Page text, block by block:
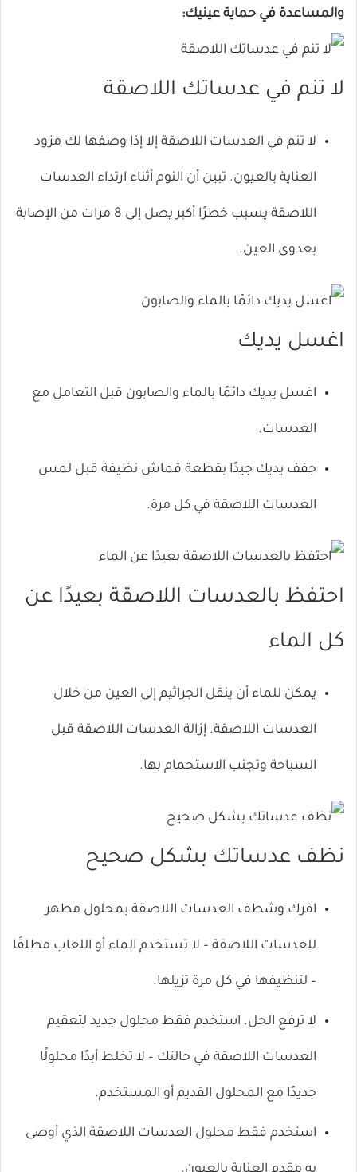
والمساعدة في حماية عينيك:
لا تنم في عدساتك اللاصقة
لا تنم في العدسات اللاصقة إلا إذا وصفها لك مزود
العناية بالعيون. تبين أن النوم أثناء ارتداء العدسات
اللاصقة يسبب خطرًا أكبر يصل إلى 8 مرات من الإصابة
بعدوى العين.
اغسل يديك
اغسل يديك دائمًا بالماء والصابون قبل التعامل مع
العدسات.
جفف يديك جيدًا بقطعة قماش نظيفة قبل لمس
العدسات اللاصقة في كل مرة.
احتفظ بالعدسات اللاصقة بعيدًا عن
كل الماء
يمكن للماء أن ينقل الجراثيم إلى العين من خلال
العدسات اللاصقة. إزالة العدسات اللاصقة قبل
السباحة وتجنب الاستحمام بها.
نظف عدساتك بشكل صحيح
افرك وشطف العدسات اللاصقة بمحلول مطهر
للعدسات اللاصقة – لا تستخدم الماء أو اللعاب مطلقًا
– لتنظيفها في كل مرة تزيلها.
لا ترفع الحل. استخدم فقط محلول جديد لتعقيم
العدسات اللاصقة في حالتك – لا تخلط أبدًا محلولًا
جديدًا مع المحلول القديم أو المستخدم.
استخدم فقط محلول العدسات اللاصقة الذي أوصى